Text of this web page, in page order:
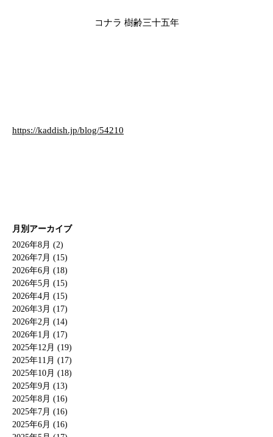
コナラ 樹齢三十五年
https://kaddish.jp/blog/54210
月別アーカイブ
2026年8月 (2)
2026年7月 (15)
2026年6月 (18)
2026年5月 (15)
2026年4月 (15)
2026年3月 (17)
2026年2月 (14)
2026年1月 (17)
2025年12月 (19)
2025年11月 (17)
2025年10月 (18)
2025年9月 (13)
2025年8月 (16)
2025年7月 (16)
2025年6月 (16)